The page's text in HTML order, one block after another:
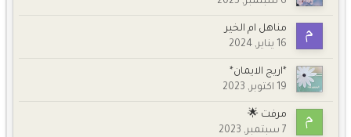
مناهل ام الخير
16 يناير, 2024
*اريج الايمان*
19 اكتوبر, 2023
مرفت 🌟
7 سبتمبر, 2023